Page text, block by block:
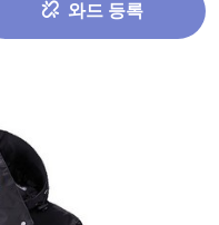
와드 등록